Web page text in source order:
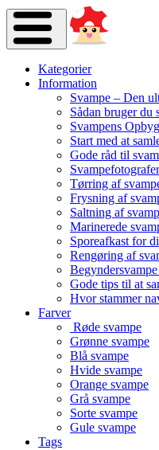
Kategorier
Information
Svampe – Den
Sådan bruger du
Svampens
Start med at
Gode råd til
Tørring af
Frysning af
Saltning af
Marinerede
Sporeafkast for
Rengøring af
Gode tips til at
Hvor stammer
Farver
Røde svampe
Grønne svampe
Blå svampe
Hvide svampe
Orange svampe
Grå svampe
Sorte svampe
Gule svampe
Tags